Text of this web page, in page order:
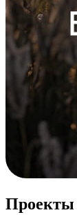
Проекты